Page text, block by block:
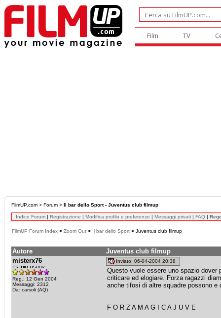
Film TV
FilmUP.com > Forum > Il bar dello Sport - Juventus club filmup
Indice Forum | Registrazione | Modifica profilo e preferenze | Messaggi privati | FAQ |
FilmUP Forum Index > Zoom Out > Il bar dello Sport > Juventus club filmup
Autore
Juventus club filmup
misterx76
Reg.: 12 Gen 2004
Messaggi: 2312
Da: carsoli (AQ)
Inviato: 06-04-2004 20:38
Questo vuole essere uno spazio dover
criticare ed elogiare. Forza ragazzi
anche tifosi di altre squadre possono e
F O R Z A M A G I C A J U V E